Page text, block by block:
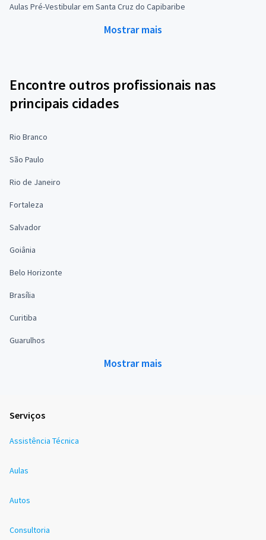
Aulas Pré-Vestibular em Santa Cruz do Capibaribe
Mostrar mais
Encontre outros profissionais nas
principais cidades
Rio Branco
São Paulo
Rio de Janeiro
Fortaleza
Salvador
Goiânia
Belo Horizonte
Brasília
Curitiba
Guarulhos
Mostrar mais
Serviços
Assistência Técnica
Aulas
Autos
Consultoria